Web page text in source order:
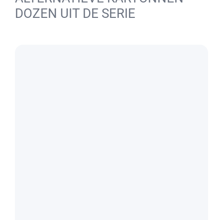
DOZEN UIT DE SERIE